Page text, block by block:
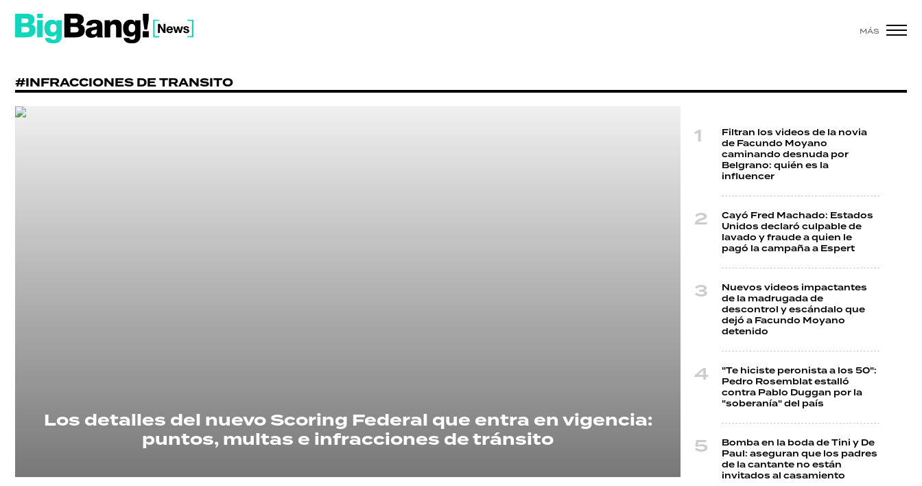
MÁS
#INFRACCIONES DE TRANSITO
Los detalles del nuevo Scoring Federal que entra en vigencia:
puntos, multas e infracciones de tránsito
Filtran los videos de la novia
de Facundo Moyano
caminando desnuda por
Belgrano: quién es la
influencer
Cayó Fred Machado: Estados
Unidos declaró culpable de
lavado y fraude a quien le
pagó la campaña a Espert
Nuevos videos impactantes
de la madrugada de
descontrol y escándalo que
dejó a Facundo Moyano
detenido
"Te hiciste peronista a los 50":
Pedro Rosemblat estalló
contra Pablo Duggan por la
"soberanía" del país
Bomba en la boda de Tini y De
Paul: aseguran que los padres
de la cantante no están
invitados al casamiento
SHOW
POLÍTICA
PALABRAS